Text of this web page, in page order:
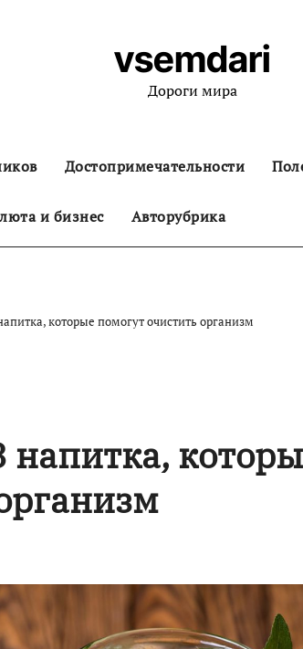
vsemdari
Дороги мира
Достопримечательности
и бизнес Авторубрика
которые помогут очистить организм
напитка,